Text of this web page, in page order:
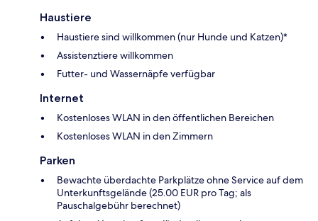
Haustiere
Haustiere sind willkommen (nur Hunde und Katzen)*
Assistenztiere willkommen
Futter- und Wassernäpfe verfügbar
Internet
Kostenloses WLAN in den öffentlichen Bereichen
Kostenloses WLAN in den Zimmern
Parken
Bewachte überdachte Parkplätze ohne Service auf dem
Unterkunftsgelände (25.00 EUR pro Tag; als
Pauschalgebühr berechnet)